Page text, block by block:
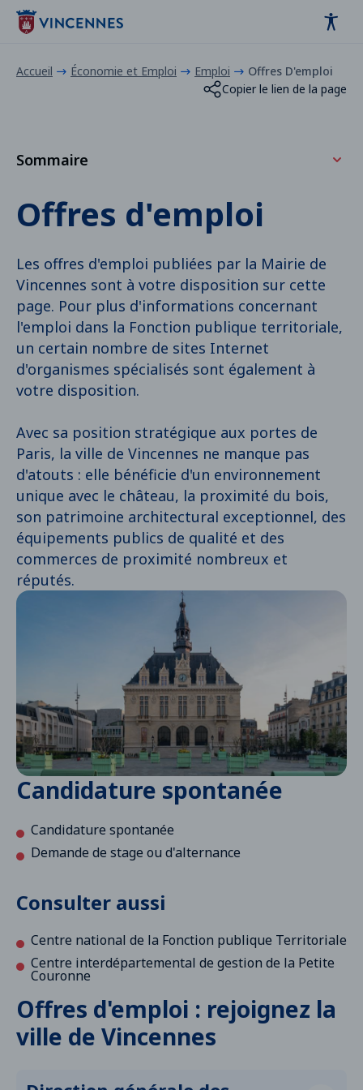
contenu
Accueil Économie et Emploi Emploi
Offres D'emploi
Copier le lien de la page
Sommaire
Candidature spontanée
Offres d'emploi : rejoignez la ville de Vincennes
Offres d'emploi
Les offres d'emploi publiées par la Mairie de
Vincennes sont à votre disposition sur cette
page. Pour plus d'informations concernant
l'emploi dans la Fonction publique territoriale,
un certain nombre de sites Internet
d'organismes spécialisés sont également à
votre disposition.
Avec sa position stratégique aux portes de
Paris, la ville de Vincennes ne manque pas
d'atouts : elle bénéficie d'un environnement
unique avec le château, la proximité du bois,
son patrimoine architectural exceptionnel, des
équipements publics de qualité et des
commerces de proximité nombreux et
réputés.
Candidature spontanée
Candidature spontanée
Demande de stage ou d'alternance
Consulter aussi
Centre national de la Fonction publique Territoriale
Centre interdépartemental de gestion de la Petite
Couronne
Offres d'emploi : rejoignez la
ville de Vincennes
Panneau de gestion des cookies